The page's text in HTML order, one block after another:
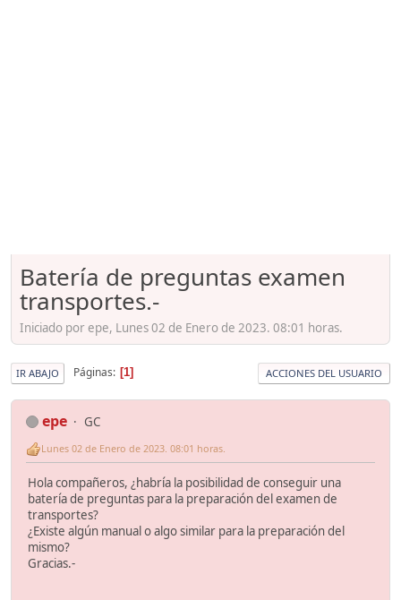
Batería de preguntas examen
transportes.-
Iniciado por epe, Lunes 02 de Enero de 2023. 08:01 horas.
IR ABAJO Páginas 1 ACCIONES DEL USUARIO
epe GC
Lunes 02 de Enero de 2023. 08:01 horas.
Hola compañeros, ¿habría la posibilidad de conseguir una
batería de preguntas para la preparación del examen de
transportes?
¿Existe algún manual o algo similar para la preparación del
mismo?
Gracias.-